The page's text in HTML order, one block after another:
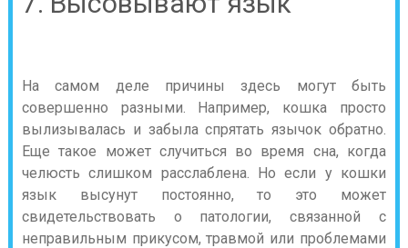
На самом деле причины здесь могут быть
совершенно разными. Например, кошка просто
вылизывалась и забыла спрятать язычок обратно.
Еще такое может случиться во время сна, когда
челюсть слишком расслаблена. Но если у кошки
язык высунут постоянно, то это может
свидетельствовать о патологии, связанной с
неправильным прикусом, травмой или проблемами